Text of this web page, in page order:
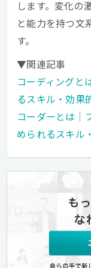
します。変化の
と能力を持つ文
す。
▼関連記事
コーディングと
るスキル・効果
コーダーとは｜
められるスキル